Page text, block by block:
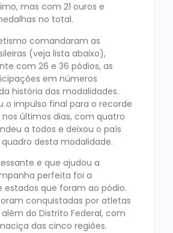
mas com 21 ouros e
no total.
comandaram as
(veja lista abaixo),
com 26 e 36 pódios, as
em números
história das modalidades.
o impulso final para o recorde
nos últimos dias, com quatro
a todos e deixou o país
desta modalidade.
e que ajudou a
perfeita foi a
estados que foram ao pódio.
conquistadas por atletas
além do Distrito Federal, com
das cinco regiões.